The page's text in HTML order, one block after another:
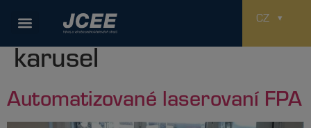
CZ
Použitá technologie:
karusel
Automatizované laserovaní FPA